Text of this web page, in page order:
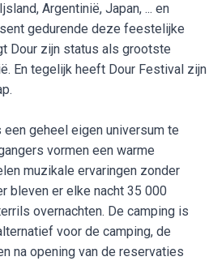
Argentinië, Japan, ... en
gedurende deze feestelijke
Dour zijn status als grootste
En tegelijk heeft Dour Festival zijn
geheel eigen universum te
vormen een warme
muzikale ervaringen zonder
bleven er elke nacht 35 000
overnachten. De camping is
voor de camping, de
na opening van de reservaties